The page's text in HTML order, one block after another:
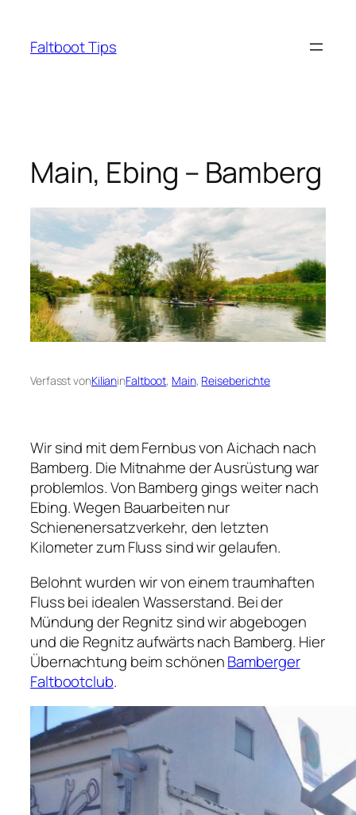
springen
Faltboot Tips
Main, Ebing – Bamberg
Verfasst vonKilianinFaltboot, Main, Reiseberichte
Wir sind mit dem Fernbus von Aichach nach
Bamberg. Die Mitnahme der Ausrüstung war
problemlos. Von Bamberg gings weiter nach
Ebing. Wegen Bauarbeiten nur
Schienenersatzverkehr, den letzten
Kilometer zum Fluss sind wir gelaufen.
Belohnt wurden wir von einem traumhaften
Fluss bei idealen Wasserstand. Bei der
Mündung der Regnitz sind wir abgebogen
und die Regnitz aufwärts nach Bamberg. Hier
Übernachtung beim schönenBamberger
Faltbootclub.